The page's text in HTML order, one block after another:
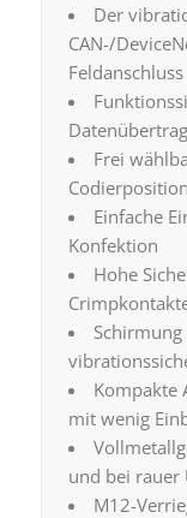
Der
CAN-/
Feldanschluss
Frei
Einfache
Konfektion
Hohe
Kompakte
mit wenig
und bei rauer
M12-